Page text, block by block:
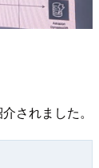
されました。